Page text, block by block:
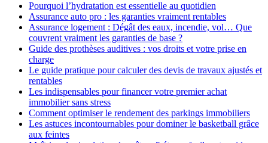
Pourquoi l’hydratation est essentielle au quotidien
Assurance auto pro : les garanties vraiment rentables
Assurance logement : Dégât des eaux, incendie, vol… Que
couvrent vraiment les garanties de base ?
Guide des prothèses auditives : vos droits et votre prise en
charge
Le guide pratique pour calculer des devis de travaux ajustés et
rentables
Les indispensables pour financer votre premier achat
immobilier sans stress
Comment optimiser le rendement des parkings immobiliers
Les astuces incontournables pour dominer le basketball grâce
aux feintes